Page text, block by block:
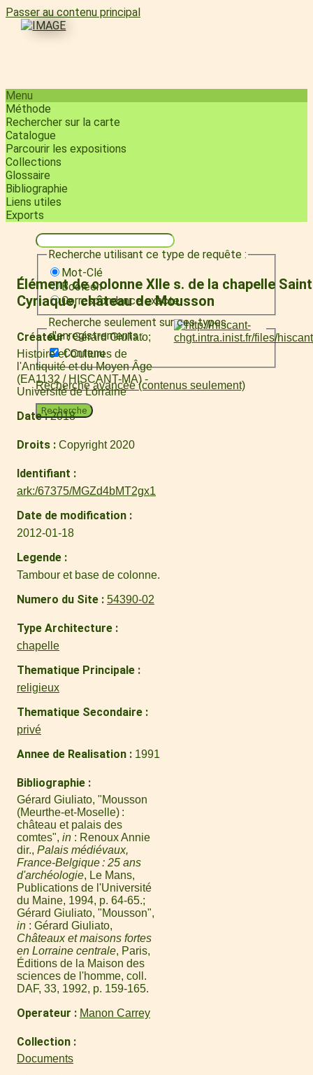
Passer au contenu principal
Menu
Méthode
Rechercher sur la carte
Catalogue
Parcourir les expositions
Collections
Glossaire
Bibliographie
Liens utiles
Exports
Recherche utilisant ce type de requête :
Mot-Clé
Booléen
Correspondance exacte
Recherche seulement sur ces types
d'enregistrements :
Contenu
Recherche avancée (contenus seulement)
Recherche
Élément de colonne XIIe s. de la chapelle
Cyriaque, château de Mousson
Créateur
Gérard Giuliato
Histoire et Cultures de
l'Antiquité et du Moyen Âge
(EA1132 / HISCANT-MA) -
Université de Lorraine
Date 2018
Droits Copyright 2020
Identifiant
ark:/67375/MGZd4bMT2gx1
Date de modification
2012-01-18
Legende
Tambour et base de colonne.
Numero du Site 54390-02
Type Architecture
chapelle
Thematique Principale
religieux
Thematique Secondaire
privé
Annee de Realisation 1991
Bibliographie
Gérard Giuliato, "Mousson
(Meurthe-et-Moselle) :
château et palais des
comtes", in : Renoux Annie
dir., Palais médiévaux,
France-Belgique : 25 ans
d'archéologie, Le Mans,
Publications de l'Université
du Maine, 1994, p. 64-65.
Gérard Giuliato, "Mousson",
in : Gérard Giuliato,
Châteaux et maisons fortes
en Lorraine centrale, Paris,
Éditions de la Maison des
sciences de l'homme, coll.
DAF, 33, 1992, p. 159-165.
Operateur Manon Carrey
Collection
Documents